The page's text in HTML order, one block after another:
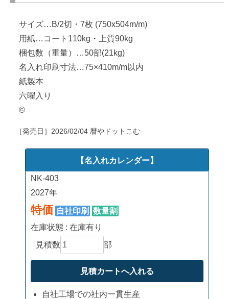
サイズ…B/2切・7枚 (750x504m/m)
用紙…コート110kg・上質90kg
梱包数（重量）…50部(21kg)
名入れ印刷寸法…75×410m/m以内
紙製本
六曜入り
©
［発売日］ 2026/02/04 暦やドットこむ
【名入れカレンダー】
NK-403
2027年
特価 自社印刷
数量割
在庫状態 : 在庫有り
見積数
部
自社工場での社内一貫生産